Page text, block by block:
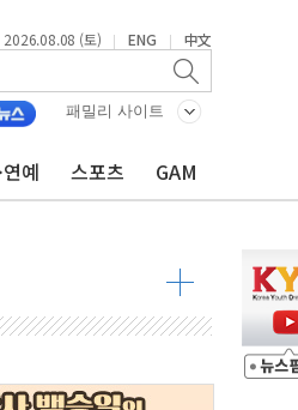
2026.08.08 (토) | ENG | 中文
패밀리 사이트
예 스포츠 GAM
로 목소리 내야"
발견
경전 고조
속 국정"
동